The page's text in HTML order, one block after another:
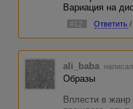
Вариация на
#12 Ответить /
ali_baba
Образы
Вплести в жанр